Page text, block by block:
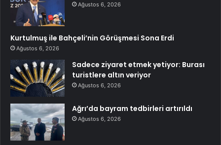
Ağustos 6, 2026
Kurtulmuş ile Bahçeli’nin Görüşmesi Sona Erdi
Ağustos 6, 2026
Sadece ziyaret etmek yetiyor: Burası
turistlere altın veriyor
Ağustos 6, 2026
Ağrı’da bayram tedbirleri artırıldı
Ağustos 6, 2026